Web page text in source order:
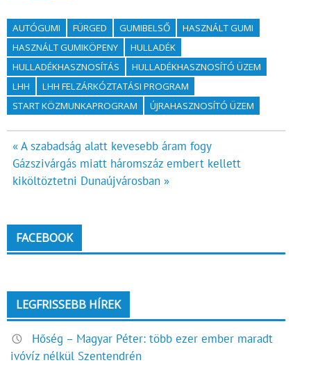
AUTÓGUMI FÜRGED GUMIBELSŐ
HASZNÁLT GUMI
HASZNÁLT GUMIKÖPENY
HULLADÉK
HULLADÉKHASZNOSÍTÁS
HULLADÉKHASZNOSÍTÓ ÜZEM
LHH
LHH FELZÁRKÓZTATÁSI PROGRAM
START KÖZMUNKAPROGRAM
ÚJRAHASZNOSÍTÓ ÜZEM
Bejegyzés
navigáció
« A szabadság alatt kevesebb áram fogy
Gázszivárgás miatt háromszáz embert kellett
kiköltöztetni Dunaújvárosban »
FACEBOOK
LEGFRISSEBB HÍREK
Hőség – Magyar Péter: több ezer ember maradt
ivóvíz nélkül Szentendrén